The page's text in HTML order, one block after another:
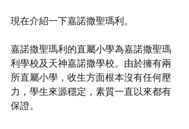
現在介紹一下嘉諾撒聖瑪利。
嘉諾撒聖瑪利的直屬小學為嘉諾撒聖瑪
利學校及天神嘉諾撒學校。由於擁有兩
所直屬小學，收生方面根本沒有任何壓
力，學生來源穩定，素質一直以來都有
保證。